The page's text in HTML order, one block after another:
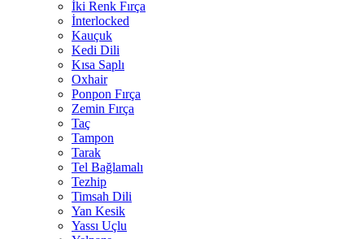
İki Renk Fırça
İnterlocked
Kauçuk
Kedi Dili
Kısa Saplı
Oxhair
Ponpon Fırça
Zemin Fırça
Taç
Tampon
Tarak
Tel Bağlamalı
Tezhip
Timsah Dili
Yan Kesik
Yassı Uçlu